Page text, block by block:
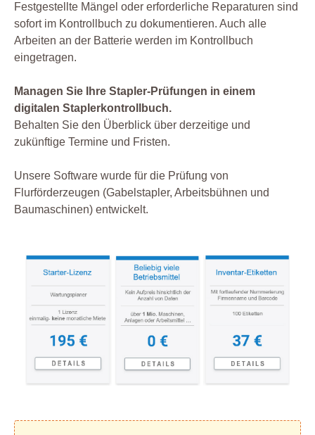
Festgestellte Mängel oder erforderliche Reparaturen sind
sofort im Kontrollbuch zu dokumentieren. Auch alle
Arbeiten an der Batterie werden im Kontrollbuch
eingetragen.
Managen Sie Ihre Stapler-Prüfungen in einem
digitalen Staplerkontrollbuch.
Behalten Sie den Überblick über derzeitige und
zukünftige Termine und Fristen.
Unsere Software wurde für die Prüfung von
Flurförderzeugen (Gabelstapler, Arbeitsbühnen und
Baumaschinen) entwickelt.